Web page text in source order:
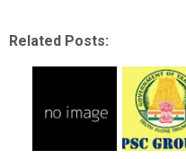
Related Posts: